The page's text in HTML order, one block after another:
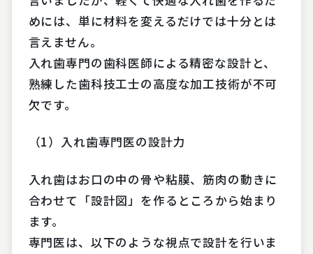
めには、単に材料を変えるだけでは十分とは
言えません。
入れ歯専門の歯科医師による精密な設計と、
熟練した歯科技工士の高度な加工技術が不可
欠です。
（1）入れ歯専門医の設計力
入れ歯はお口の中の骨や粘膜、筋肉の動きに
合わせて「設計図」を作るところから始まり
ます。
専門医は、以下のような視点で設計を行いま